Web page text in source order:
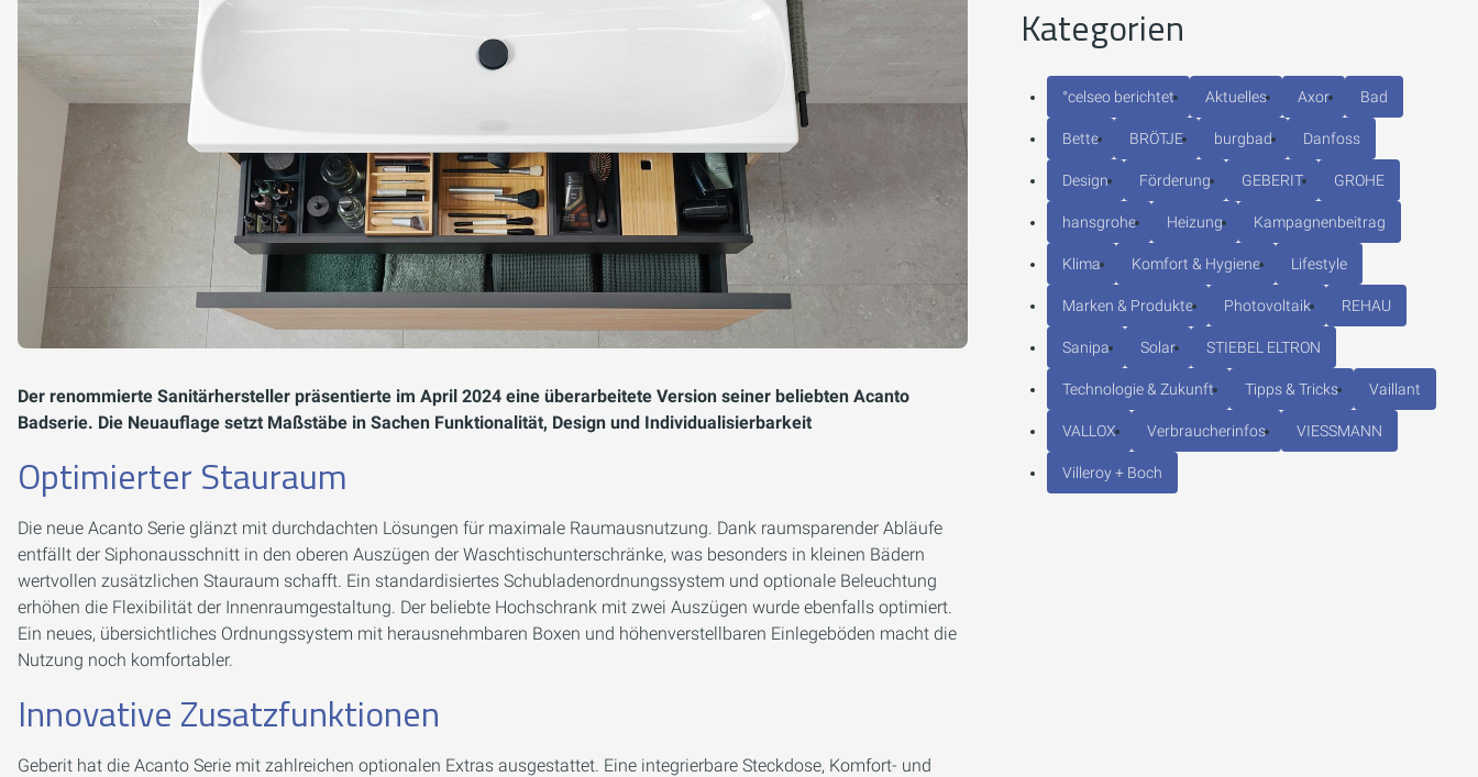
Der renommierte Sanitärhersteller präsentierte im April 2024 eine überarbeitete Version seiner beliebten Acanto
Badserie. Die Neuauflage setzt Maßstäbe in Sachen Funktionalität, Design und Individualisierbarkeit
Optimierter Stauraum
Die neue Acanto Serie glänzt mit durchdachten Lösungen für maximale Raumausnutzung. Dank raumsparender Abläufe
entfällt der Siphonausschnitt in den oberen Auszügen der Waschtischunterschränke, was besonders in kleinen Bädern
wertvollen zusätzlichen Stauraum schafft. Ein standardisiertes Schubladenordnungssystem und optionale Beleuchtung
erhöhen die Flexibilität der Innenraumgestaltung. Der beliebte Hochschrank mit zwei Auszügen wurde ebenfalls optimiert.
Ein neues, übersichtliches Ordnungssystem mit herausnehmbaren Boxen und höhenverstellbaren Einlegeböden macht die
Nutzung noch komfortabler.
Innovative Zusatzfunktionen
Geberit hat die Acanto Serie mit zahlreichen optionalen Extras ausgestattet. Eine integrierbare Steckdose, Komfort- und
Kategorien
°celseo berichtet Aktuelles Axor Bad
Bette BRÖTJE burgbad Danfoss
Design Förderung GEBERIT GROHE
hansgrohe Heizung Kampagnenbeitrag
Klima Komfort & Hygiene Lifestyle
Marken & Produkte Photovoltaik REHAU
Sanipa Solar STIEBEL ELTRON
Technologie & Zukunft Tipps & Tricks Vaillant
VALLOX Verbraucherinfos VIESSMANN
Villeroy + Boch